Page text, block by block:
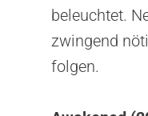
beleuchtet.
zwingend
folgen.